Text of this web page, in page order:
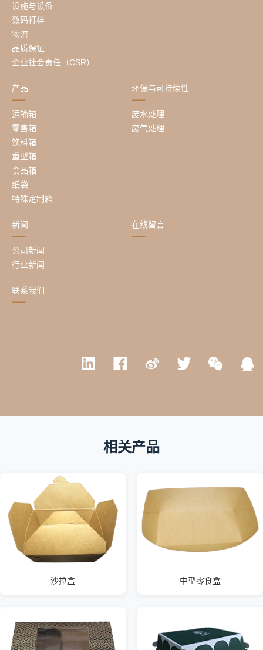
设施与设备
数码打样
物流
品质保证
企业社会责任（CSR）
产品
运输箱
零售箱
饮料箱
重型箱
食品箱
纸袋
特殊定制箱
环保与可持续性
废水处理
废气处理
新闻
公司新闻
行业新闻
在线留言
联系我们
相关产品
沙拉盒 中型零食盒